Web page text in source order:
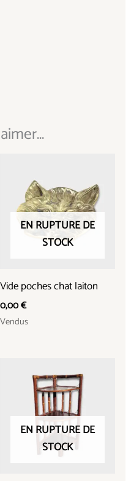
EN RUPTURE DE
STOCK
Vide poches chat laiton
0,00€
Vendus
EN RUPTURE DE
STOCK